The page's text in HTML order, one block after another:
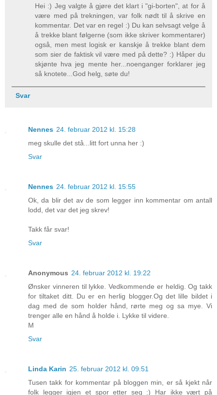
Hei :) Jeg valgte å gjøre det klart i "gi-borten", at for å
være med på trekningen, var folk nødt til å skrive en
kommentar. Det var en regel :) Du kan selvsagt velge å
å trekke blant følgerne (som ikke skriver kommentarer)
også, men mest logisk er kanskje å trekke blant dem
som sier de faktisk vil være med på dette? :) Håper du
skjønte hva jeg mente her...noenganger forklarer jeg
så knotete...God helg, søte du!
Svar
Nennes 24. februar 2012 kl. 15:28
meg skulle det stå...litt fort unna her :)
Svar
Nennes 24. februar 2012 kl. 15:55
Ok, da blir det av de som legger inn kommentar om antall
lodd, det var det jeg skrev!
Takk får svar!
Svar
Anonymous 24. februar 2012 kl. 19:22
Ønsker vinneren til lykke. Vedkommende er heldig. Og takk
for tiltaket ditt. Du er en herlig blogger.Og det lille bildet i
dag med de som holder hånd, rørte meg og sa mye. Vi
trenger alle en hånd å holde i. Lykke til videre.
M
Svar
Linda Karin 25. februar 2012 kl. 09:51
Tusen takk for kommentar på bloggen min, er så kjekt når
folk legger igjen et spor etter seg :) Har ikke vært på